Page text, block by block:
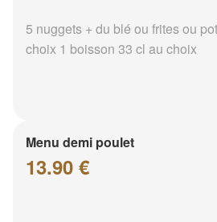
5 nuggets + du blé ou frites ou
choix 1 boisson 33 cl au choix
Menu demi poulet
13.90 €